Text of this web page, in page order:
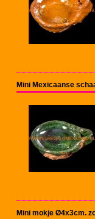
Mini Mexicaanse
Mini mokje Ø4x3cm.